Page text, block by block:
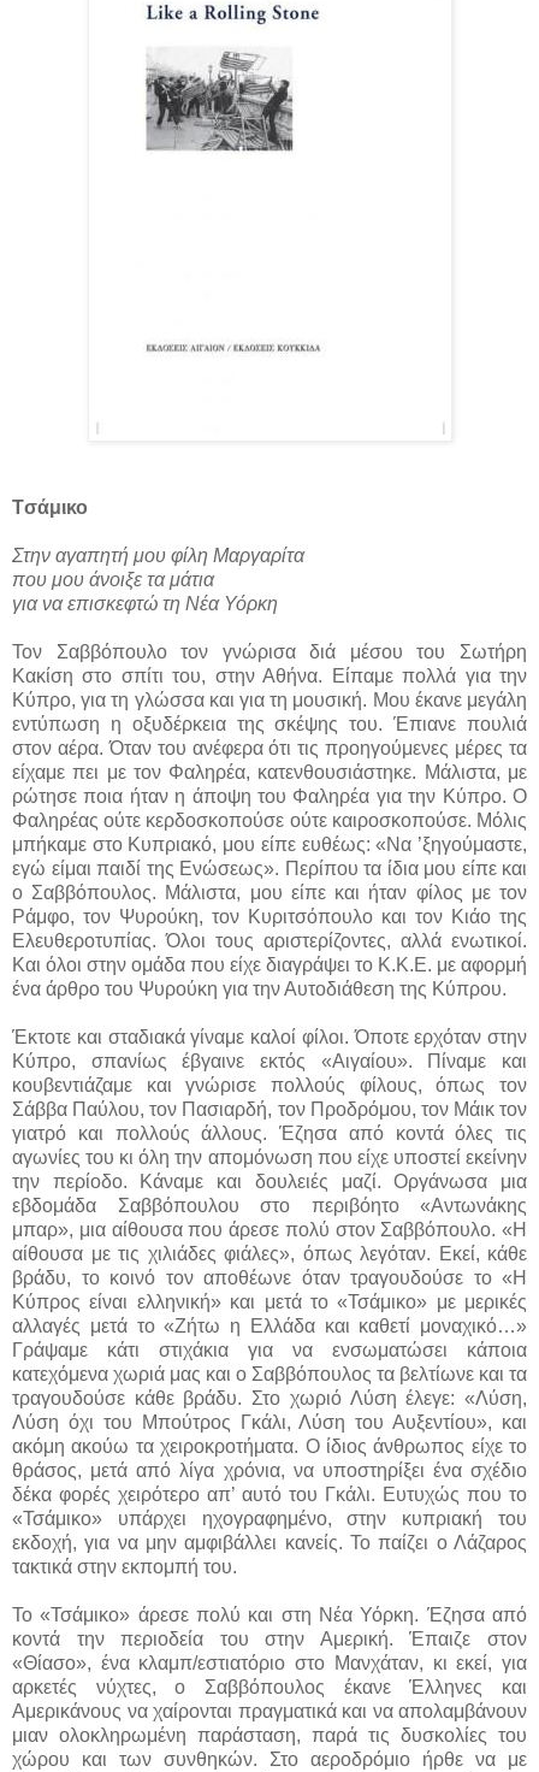
Tσάμικο
Στην αγαπητή μου φίλη Μαργαρίτα
που μου άνοιξε τα μάτια
για να επισκεφτώ τη Νέα Υόρκη
Τον Σαββόπουλο τον γνώρισα διά μέσου του Σωτήρη
Kακίση στο σπίτι του, στην Αθήνα. Είπαμε πολλά για την
Κύπρο, για τη γλώσσα και για τη μουσική. Μου έκανε μεγάλη
εντύπωση η οξυδέρκεια της σκέψης του. Έπιανε πουλιά
στον αέρα. Όταν του ανέφερα ότι τις προηγούμενες μέρες τα
είχαμε πει με τον Φαληρέα, κατενθουσιάστηκε. Μάλιστα, με
ρώτησε ποια ήταν η άποψη του Φαληρέα για την Κύπρο. Ο
Φαληρέας ούτε κερδοσκοπούσε ούτε καιροσκοπούσε. Μόλις
μπήκαμε στο Kυπριακό, μου είπε ευθέως: «Να ’ξηγούμαστε,
εγώ είμαι παιδί της Eνώσεως». Περίπου τα ίδια μου είπε και
ο Σαββόπουλος. Μάλιστα, μου είπε και ήταν φίλος με τον
Pάμφο, τον Ψυρούκη, τον Kυριτσόπουλο και τον Kιάο της
Ελευθεροτυπίας. Όλοι τους αριστερίζοντες, αλλά ενωτικοί.
Και όλοι στην ομάδα που είχε διαγράψει το Κ.Κ.Ε. με αφορμή
ένα άρθρο του Ψυρούκη για την Αυτοδιάθεση της Κύπρου.
Έκτοτε και σταδιακά γίναμε καλοί φίλοι. Όποτε ερχόταν στην
Kύπρο, σπανίως έβγαινε εκτός «Aιγαίου». Πίναμε και
κουβεντιάζαμε και γνώρισε πολλούς φίλους, όπως τον
Σάββα Παύλου, τον Πασιαρδή, τον Προδρόμου, τον Μάικ τον
γιατρό και πολλούς άλλους. Έζησα από κοντά όλες τις
αγωνίες του κι όλη την απομόνωση που είχε υποστεί εκείνην
την περίοδο. Κάναμε και δουλειές μαζί. Οργάνωσα μια
εβδομάδα Σαββόπουλου στο περιβόητο «Αντωνάκης
μπαρ», μια αίθουσα που άρεσε πολύ στον Σαββόπουλο. «H
αίθουσα με τις χιλιάδες φιάλες», όπως λεγόταν. Εκεί, κάθε
βράδυ, το κοινό τον αποθέωνε όταν τραγουδούσε το «H
Κύπρος είναι ελληνική» και μετά το «Τσάμικο» με μερικές
αλλαγές μετά το «Ζήτω η Ελλάδα και καθετί μοναχικό…»
Γράψαμε κάτι στιχάκια για να ενσωματώσει κάποια
κατεχόμενα χωριά μας και ο Σαββόπουλος τα βελτίωνε και τα
τραγουδούσε κάθε βράδυ. Στο χωριό Λύση έλεγε: «Λύση,
Λύση όχι του Mπούτρος Γκάλι, Λύση του Αυξεντίου», και
ακόμη ακούω τα χειροκροτήματα. O ίδιος άνθρωπος είχε το
θράσος, μετά από λίγα χρόνια, να υποστηρίξει ένα σχέδιο
δέκα φορές χειρότερο απ’ αυτό του Γκάλι. Ευτυχώς που το
«Τσάμικο» υπάρχει ηχογραφημένο, στην κυπριακή του
εκδοχή, για να μην αμφιβάλλει κανείς. Το παίζει ο Λάζαρος
τακτικά στην εκπομπή του.
To «Τσάμικο» άρεσε πολύ και στη Νέα Υόρκη. Έζησα από
κοντά την περιοδεία του στην Αμερική. Έπαιζε στον
«Θίασο», ένα κλαμπ/εστιατόριο στο Μανχάταν, κι εκεί, για
αρκετές νύχτες, ο Σαββόπουλος έκανε Έλληνες και
Αμερικάνους να χαίρονται πραγματικά και να απολαμβάνουν
μιαν ολοκληρωμένη παράσταση, παρά τις δυσκολίες του
χώρου και των συνθηκών. Στο αεροδρόμιο ήρθε να με